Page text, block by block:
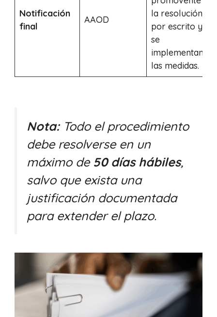
Notificación
final
AAOD
la resolución
por escrito y
se
implementan
las medidas.
Nota:Todo el procedimiento
debe resolverse en un
máximo de 50 días hábiles,
salvo que exista una
justificación documentada
para extender el plazo.